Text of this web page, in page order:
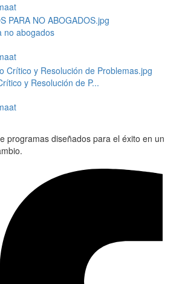
no abogados
y Resolución de P...
programas diseñados para el éxito en un